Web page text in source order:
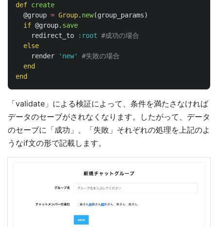
def create
@group = Group. new(group_params)
if @group. save
redirect_to
:root #成功の場合
else
render
'new'
#失敗の場合
end
end
「validate」による検証によって、条件を満たさなければ
データのセーブがされなくなります。したがって、データ
のセーブに「成功」、「失敗」それぞれの処理を上記のよ
うなif文の形で記載します。